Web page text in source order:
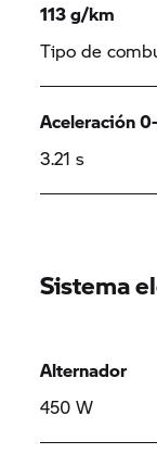
113 g/km
Tipo de
Aceleración
3.21 s
Sistema
Alternador
450 W